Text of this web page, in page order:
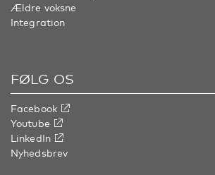
Ældre voksne
Integration
FØLG OS
Facebook
Youtube
LinkedIn
Nyhedsbrev